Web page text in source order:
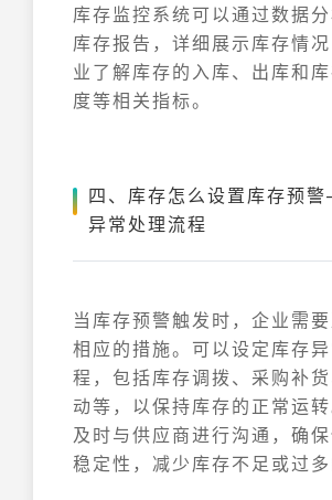
库存监控系统可以通过数据
库存报告，详细展示库存情
业了解库存的入库、出库和
度等相关指标。
四、库存怎么设置库存预
异常处理流程
当库存预警触发时，企业需
相应的措施。可以设定库存
程，包括库存调拨、采购补
动等，以保持库存的正常运转
及时与供应商进行沟通，确
稳定性，减少库存不足或过多